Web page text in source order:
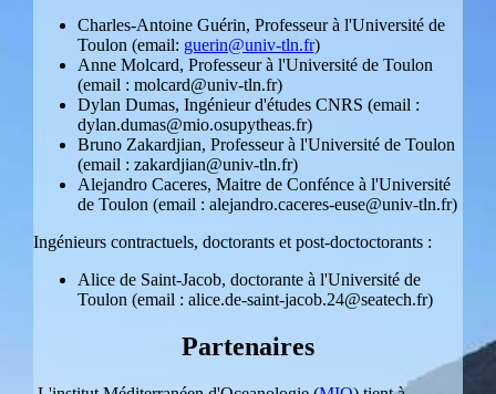
Charles-Antoine Guérin, Professeur à l'Université de
Toulon (email: guerin@univ-tln.fr)
Anne Molcard, Professeur à l'Université de Toulon
(email : molcard@univ-tln.fr)
Dylan Dumas, Ingénieur d'études CNRS (email :
dylan.dumas@mio.osupytheas.fr)
Bruno Zakardjian, Professeur à l'Université de Toulon
(email : zakardjian@univ-tln.fr)
Alejandro Caceres, Maitre de Confénce à l'Université
de Toulon (email : alejandro.caceres-euse@univ-tln.fr)
Ingénieurs contractuels, doctorants et post-doctoctorants :
Alice de Saint-Jacob, doctorante à l'Université de
Toulon (email : alice.de-saint-jacob.24@seatech.fr)
Partenaires